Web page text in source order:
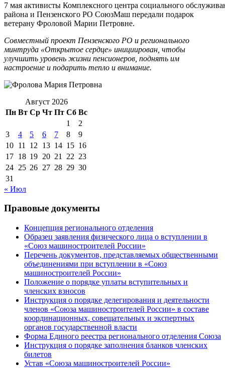
7 мая активисты Комплексного центра социального
района и Пензенского РО СоюзМаш передали подарок
ветерану Фроловой Марии Петровне.
Совместный проект Пензенского РО и регионального
минтруда «Открытое сердце» инициирован, чтобы
улучшить уровень жизни пенсионеров, поднять им
настроение и подарить тепло и внимание.
Август 2026
Пн Вт Ср Чт Пт Сб Вс
1
2
3
4 5 6 7 8
9
10 11 12 13 14 15 16
17 18 19 20 21 22 23
24 25 26 27 28 29 30
31
« Июл
Правовые документы
Концепция регионального отделения
Образец заявления физического лица о вступлении в
«Союз машиностроителей России»
Перечень документов, представляемых общественными
объединениями при вступлении в «Союз
машиностроителей России»
Положение о порядке уплаты вступительных и
членских взносов
Инструкция о порядке делегирования и деятельности
членов «Союза машиностроителей России» в составе
координационных, совещательных и экспертных
органов государственной власти
Форма Единого реестра регионального отделения Союза
Инструкция о порядке заполнения бланков членских
билетов
Устав «Союза машиностроителей России»